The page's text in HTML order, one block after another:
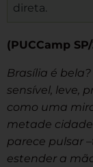
direta.
(PUCCamp SP/
Brasília é
sensível, leve,
como uma
metade
parece pulsar –
estender a